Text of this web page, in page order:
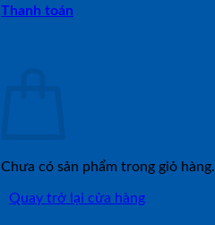
Thanh toán
Chưa có sản phẩm trong giỏ hàng.
Quay trở lại cửa hàng